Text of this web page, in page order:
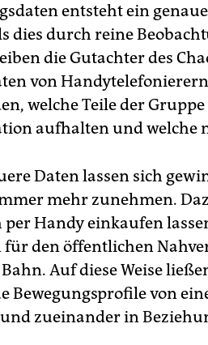
entsteht ein
dies durch reine
die Gutachter des
von
welche Teile der
aufhalten und welche
Daten lassen sich
mehr zunehmen.
per Handy einkaufen
für den öffentlichen
Auf diese Weise
Bewegungsprofile von
zueinander in